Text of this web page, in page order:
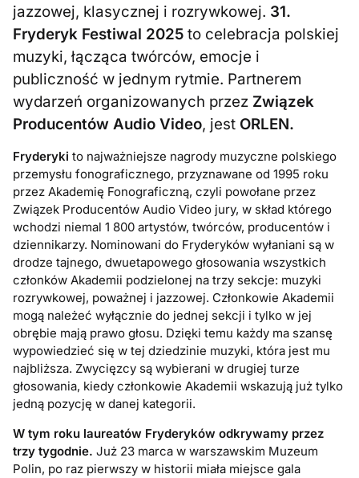
jazzowej, klasycznej i rozrywkowej. 31.
Fryderyk Festiwal 2025 to celebracja polskiej
muzyki, łącząca twórców, emocje i
publiczność w jednym rytmie. Partnerem
wydarzeń organizowanych przez Związek
Producentów Audio Video, jest ORLEN.
Fryderyki to najważniejsze nagrody muzyczne polskiego
przemysłu fonograficznego, przyznawane od 1995 roku
przez Akademię Fonograficzną, czyli powołane przez
Związek Producentów Audio Video jury, w skład którego
wchodzi niemal 1 800 artystów, twórców, producentów i
dziennikarzy. Nominowani do Fryderyków wyłaniani są w
drodze tajnego, dwuetapowego głosowania wszystkich
członków Akademii podzielonej na trzy sekcje: muzyki
rozrywkowej, poważnej i jazzowej. Członkowie Akademii
mogą należeć wyłącznie do jednej sekcji i tylko w jej
obrębie mają prawo głosu. Dzięki temu każdy ma szansę
wypowiedzieć się w tej dziedzinie muzyki, która jest mu
najbliższa. Zwycięzcy są wybierani w drugiej turze
głosowania, kiedy członkowie Akademii wskazują już tylko
jedną pozycję w danej kategorii.
W tym roku laureatów Fryderyków odkrywamy przez
trzy tygodnie. Już 23 marca w warszawskim Muzeum
Polin, po raz pierwszy w historii miała miejsce gala